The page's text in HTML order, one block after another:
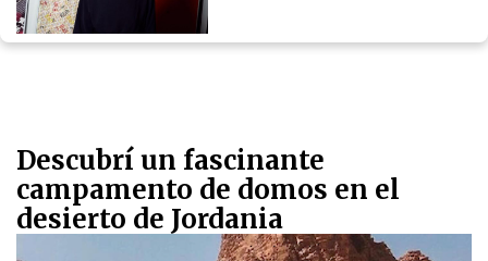
Descubrí un fascinante
campamento de domos en el
desierto de Jordania